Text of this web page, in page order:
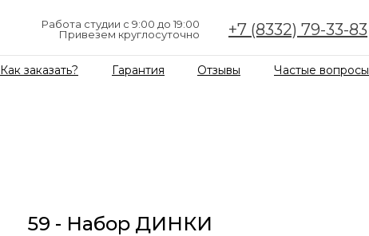
+7 (8332) 79-33-83
Работа студии с 9:00 до 19:00
Привезем круглосуточно
Как заказать? Гарантия Отзывы Частые вопросы
59 - Набор ДИНКИ